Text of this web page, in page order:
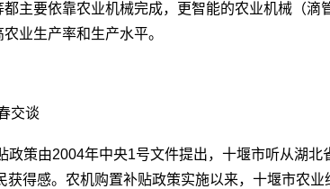
主要依靠农业机械完成，更智能的农业机械（滴
业生产率和生产水平。
交谈
策由2004年中央1号文件提出，十堰市听从湖北
得感。农机购置补贴政策实施以来，十堰市农业